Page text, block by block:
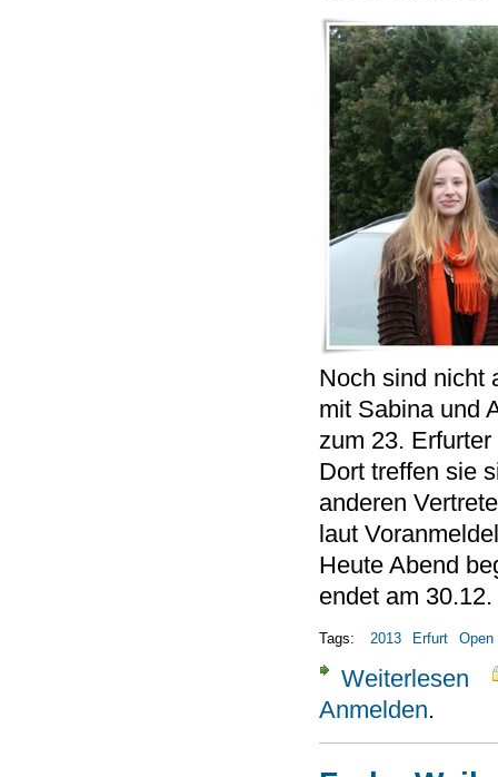
Noch sind nicht
mit Sabina und
zum 23.
Dort treffen sie
anderen
laut
Heute Abend
endet am 30.12.
Tags: 2013 Erfurt Open
Weiterlesen
Anmelden.